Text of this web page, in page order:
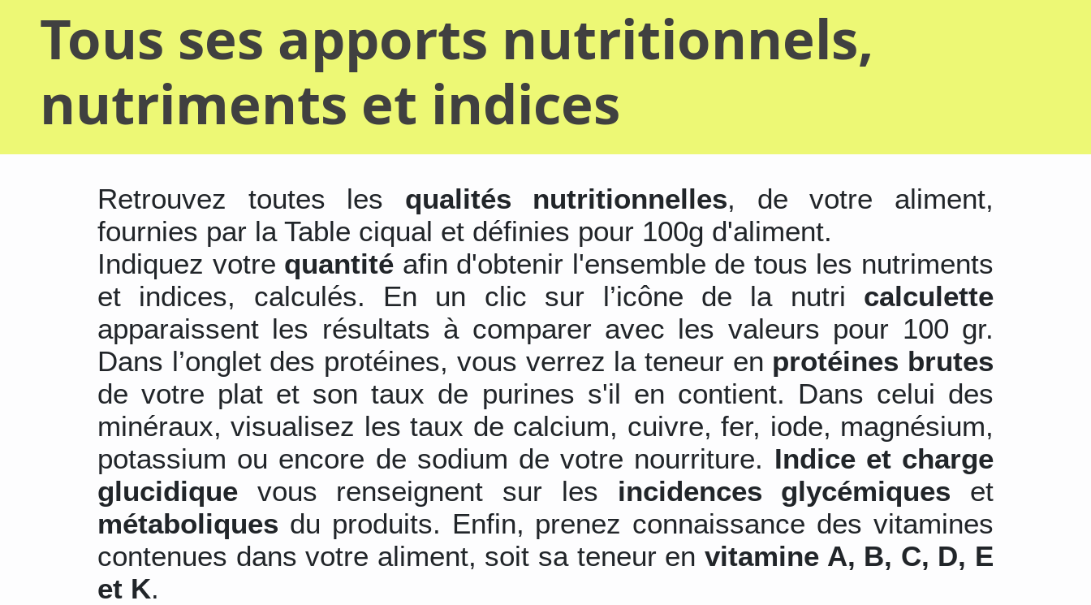
Tous ses apports nutritionnels,
nutriments et indices
Retrouvez toutes les qualités nutritionnelles, de votre aliment,
fournies par la Table ciqual et définies pour 100g d'aliment.
Indiquez votre quantité afin d'obtenir l'ensemble de tous les nutriments
et indices, calculés. En un clic sur l’icône de la nutri calculette
apparaissent les résultats à comparer avec les valeurs pour 100 gr.
Dans l’onglet des protéines, vous verrez la teneur en protéines brutes
de votre plat et son taux de purines s'il en contient. Dans celui des
minéraux, visualisez les taux de calcium, cuivre, fer, iode, magnésium,
potassium ou encore de sodium de votre nourriture. Indice et charge
glucidique vous renseignent sur les incidences glycémiques et
métaboliques du produits. Enfin, prenez connaissance des vitamines
contenues dans votre aliment, soit sa teneur en vitamine A, B, C, D, E
et K.